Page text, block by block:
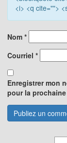
<i> <q cite="">
Nom *
Courriel *
Enregistrer mon
pour la